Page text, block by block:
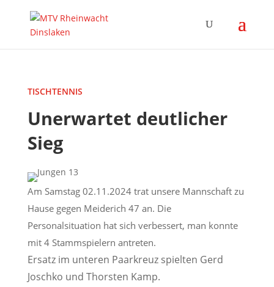
TISCHTENNIS
Unerwartet deutlicher
Sieg
Am Samstag 02.11.2024 trat unsere Mannschaft zu
Hause gegen Meiderich 47 an. Die
Personalsituation hat sich verbessert, man konnte
mit 4 Stammspielern antreten.
Ersatz im unteren Paarkreuz spielten Gerd
Joschko und Thorsten Kamp.